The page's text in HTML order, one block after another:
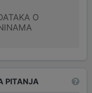
O
PITANJA